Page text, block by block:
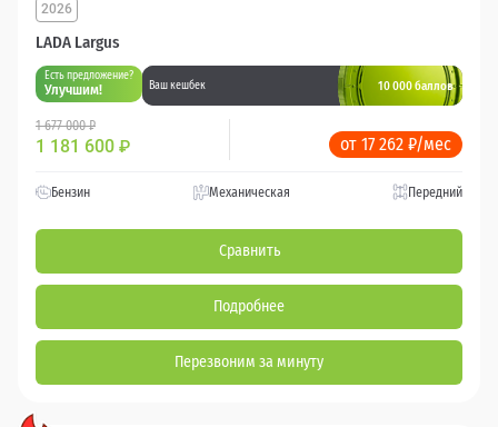
LADA Largus
2026
Есть предложение?
Улучшим! Ваш кешбек 10 000 баллов
1 677 000 ₽
1 181 600 ₽ от 17 262 ₽/мес
Бензин Механическая Передний
Сравнить
Подробнее
Перезвоним за минуту